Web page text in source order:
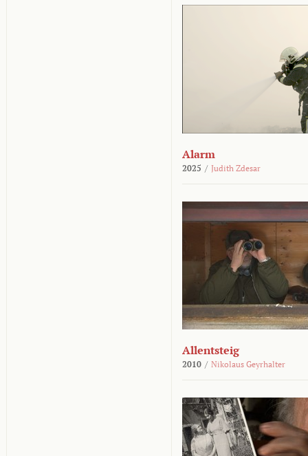
Alarm
2025 / Judith Zdesar
Allentsteig
2010 / Nikolaus Geyrhalter